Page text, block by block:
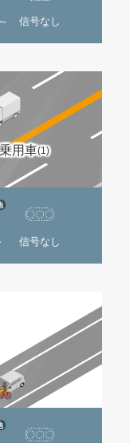
信号なし
用車(1)
信号なし